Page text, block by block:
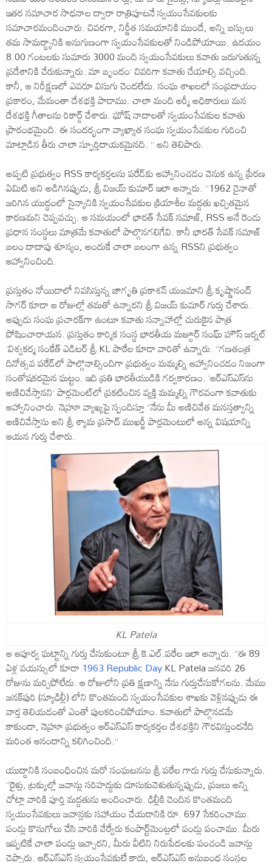
ఇతర సమాచార సాధనాల ద్వారా రాత్రిపూటనే స్వ‌యంసేవ‌కుల‌కు
స‌మాచార‌మందించారు. చివరగా, నిర్ణీత సమయానికి ముందే, అన్ని బస్సులు
తమ సామర్థ్యానికి అనుగుణంగా స్వ‌యంసేవ‌కుల‌తో నిండిపోయాయి. ఉదయం
8.00 గంటలకు సుమారు 3000 మంది స్వయంసేవకులు క‌వాతు జ‌రుగుతున్న
ప్ర‌దేశానికి చేరుకున్నారు. మా బృందం’ చివరిగా కవాతు చేయాల్సి వ‌చ్చింది.
కానీ, ఆ నిరీక్షణలో ఎవరూ విసుగు చెందలేదు. సంఘ‌ శాఖలలో సంప్రదాయం
ప్రకారం, మేమంతా దేశభక్తి పాడాము. చాలా మంది ఆర్మీ అధికారులు మన
దేశభక్తి గీతాలను రికార్డ్ చేశారు. ఘోష్ నాదాల‌తో స్వ‌యంసేవ‌కుల కవాతు
ప్రారంభ‌మైంది. ఈ సంద‌ర్భంగా వ్యాఖ్యాత సంఘ స్వ‌యంసేవ‌కుల గురించి
మాట్లాడిన తీరు చాలా స్ఫూర్తిదాయకమైన‌ది. ” అని తెలిపారు.
అప్పటి ప్రభుత్వం RSS కార్యకర్తలను పరేడ్‌కు ఆహ్వానించడం వెనుక ఉన్న ప్రేరణ
ఏమిటి అని అడిగినప్పుడు, శ్రీ విజయ్ కుమార్ ఇలా అన్నారు. “1962 చైనాతో
జరిగిన యుద్ధంలో సైన్యానికి స్వయంసేవకుల క్రియాశీల మద్దతు ఖచ్చిత‌మైన
కార‌ణ‌మ‌ని చెప్ప‌వ‌చ్చు. ఆ సమయంలో భారత్ సేవక్ సమాజ్, RSS అనే రెండు
ప్రధాన సంస్థలు మాత్రమే కవాతులో పాల్గొనగలిగేవి. కానీ భారత్ సేవక్ సమాజ్
బలం దాదాపు శూన్యం, అందుకే చాలా బలంగా ఉన్న RSSని ప్రభుత్వం
ఆహ్వానించింది.
ప్రస్తుతం నోయిడాలో నివసిస్తున్న జాగృతి ప్రకాశన్ యజమాని శ్రీ కృష్ణానంద్
సాగర్ కూడా ఆ రోజుల్లో తమతో ఉన్నారని శ్రీ విజయ్ కుమార్ గుర్తు చేశారు.
అప్పుడు సంఘ ప్రచారక్‌గా ఉంటూ కవాతు సన్నాహాల్లో చురుకైన పాత్ర
పోషించారాయ‌న‌. ప్ర‌స్తుతం కార్మిక సంస్థ భారతీయ మజ్దూర్ సంఘ్ హౌస్ జర్నల్
‘విశ్వకర్మ సంకేత్ ఎడిట‌ర్ శ్రీ KL పాఠేల కూడా వారితో ఉన్నారు. ‘‘గణతంత్ర
దినోత్సవ పరేడ్‌లో పాల్గొనాల్సిందిగా ప్రభుత్వం మమ్మల్ని ఆహ్వానించడం నిజంగా
సంతోషకరమైన ఘట్టం. ఇది ప్రతి భారతీయుడికి గర్వకారణం. ‘ఆర్‌ఎస్‌ఎస్‌ను
అణిచివేస్తానని’ పార్లమెంట్‌లో ప్రకటించిన వ్యక్తి మమ్మల్ని గౌరవంగా కవాతుకు
ఆహ్వానించారు. నెహ్రూ వ్యాఖ్యపై స్పందిస్తూ “నేను మీ అణిచివేత మనస్తత్వాన్ని
అణిచివేస్తాను అని శ్రీ శ్యామ ప్రసాద్ ముఖర్జీ పార్లమెంటులో అన్న విష‌యాన్ని
ఆయ‌న గుర్తు చేశారు.
KL Patela
ఆ ఆపూర్వ ఘట్టాన్ని గుర్తు చేసుకుంటూ శ్రీ కె.ఎల్.పఠేల ఇలా అన్నారు. “ఈ 89
ఏళ్ల వయస్సులో కూడా 1963 Republic DayKL Patela జనవరి 26
రోజును మర్చిపోలేదు. ఆ రోజులోని ప్రతి క్షణాన్ని నేను గుర్తుచేసుకోగలను. మేము
జనక్‌పురి (న్యూఢిల్లీ) లోని కొంతమంది స్వయంసేవకుల శాఖకు వెళ్లిన‌ప్పుడు ఈ
వార్త తెలియ‌డంతో ఎంతో పుల‌క‌రించిపోయాం. క‌వాతులో పాల్గొన‌డ‌మే
కాకుండా, నెహ్రూ ప్రభుత్వం ఆర్‌ఎస్‌ఎస్ కార్యకర్తల దేశభక్తిని గౌరవిస్తుందనేది
మ‌రింత ఆనందాన్ని క‌లిగించింది.”
యుద్ధానికి సంబంధించిన మరో సంఘటనను శ్రీ పఠేల గారు గుర్తు చేసుకున్నారు.
“రైళ్లు, ట్రక్కుల్లో జవాన్లు సరిహద్దుకు దూసుకువెళుతున్నప్పుడు, ప్రజలు అన్ని
చోట్లా వారికి పూర్తి మద్దతును అందించారు. ఢిల్లీకి చెందిన కొంతమంది
స్వయంసేవకులు జవాన్లకు సహాయం చేయడానికి రూ. 697 సేకరించాము.
పండ్లు కొనుగోలు చేసి వారికి వేర్వేరు కంపార్ట్‌మెంట్లలో పండ్లు పంచాము. మీరు
ఇప్ప‌టికే చాలా పండ్లు ఇచ్చారని, మీరు వీటిని నిరుపేదలకు పంచండి జ‌వాన్లు
చెప్పారు. ఆర్‌ఎస్‌ఎస్ స్వయంసేవకులే కాదు, ఆర్‌ఎస్‌ఎస్ అనుబంధ సంస్థల